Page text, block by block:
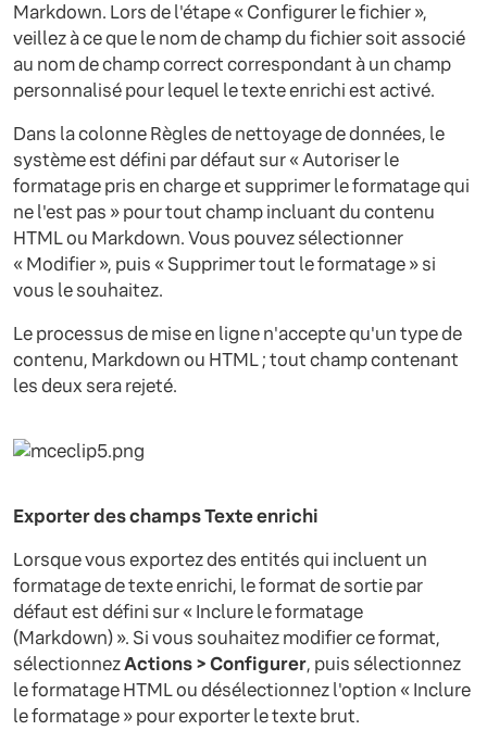
Markdown. Lors de l'étape « Configurer le fichier »,
veillez à ce que le nom de champ du fichier soit associé
au nom de champ correct correspondant à un champ
personnalisé pour lequel le texte enrichi est activé.
Dans la colonne Règles de nettoyage de données, le
système est défini par défaut sur « Autoriser le
formatage pris en charge et supprimer le formatage qui
ne l'est pas » pour tout champ incluant du contenu
HTML ou Markdown. Vous pouvez sélectionner
« Modifier », puis « Supprimer tout le formatage » si
vous le souhaitez.
Le processus de mise en ligne n'accepte qu'un type de
contenu, Markdown ou HTML ; tout champ contenant
les deux sera rejeté.
Exporter des champs Texte enrichi
Lorsque vous exportez des entités qui incluent un
formatage de texte enrichi, le format de sortie par
défaut est défini sur « Inclure le formatage
(Markdown) ». Si vous souhaitez modifier ce format,
sélectionnezActions > Configurer, puis sélectionnez
le formatage HTML ou désélectionnez l'option « Inclure
le formatage » pour exporter le texte brut.